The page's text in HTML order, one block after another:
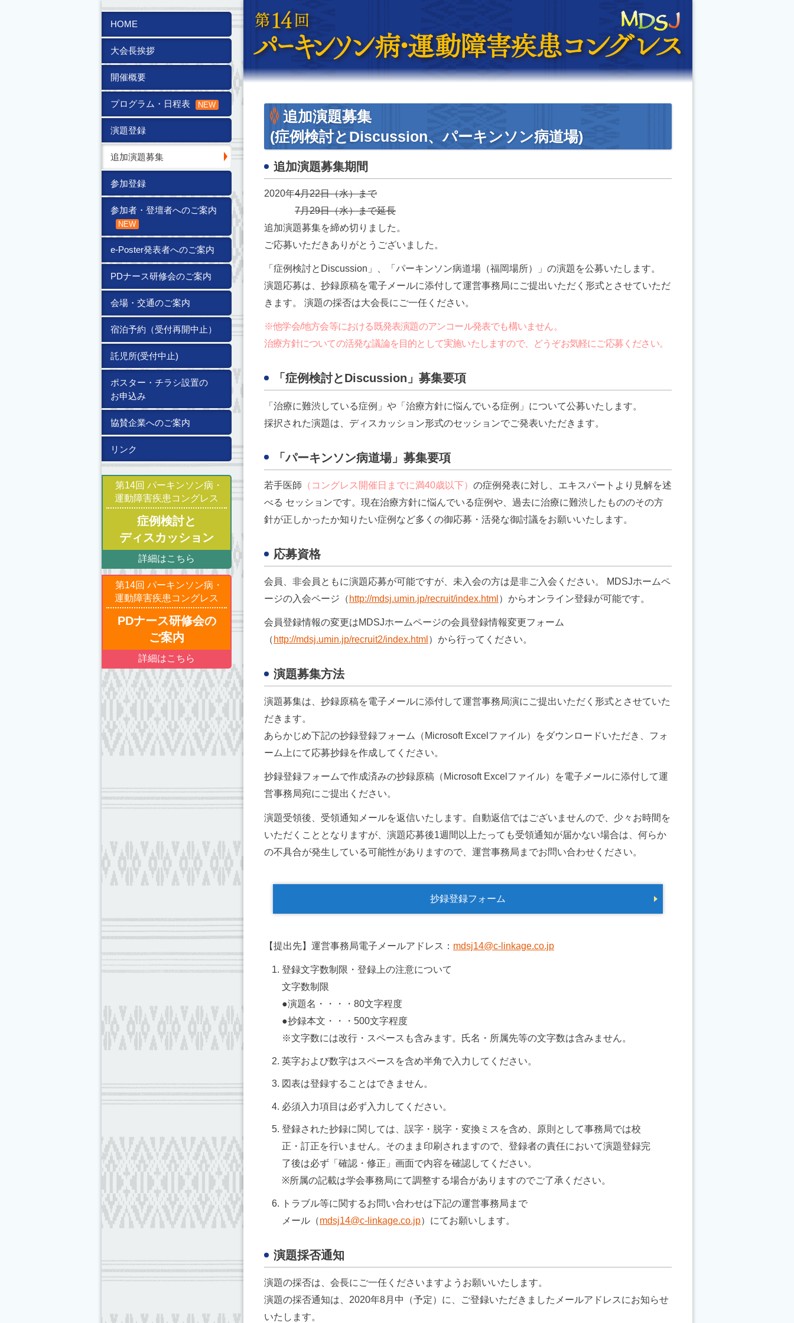
HOME
大会長挨拶
開催概要
プログラム・日程表
演題登録
追加演題募集
参加登録
参加者・登壇者へのご案内
e-Poster発表者へのご案内
PDナース研修会のご案内
会場・交通のご案内
宿泊予約（受付再開中止）
託児所(受付中止)
ポスター・チラシ設置の
お申込み
協賛企業へのご案内
リンク
第14回 パーキンソン病・
運動障害疾患コングレス
症例検討と
ディスカッション
詳細はこちら
第14回 パーキンソン病・
運動障害疾患コングレス
PDナース研修会の
ご案内
詳細はこちら
追加演題募集
(症例検討とDiscussion、パーキンソン病道場)
追加演題募集期間
2020年4月22日（水）まで
7月29日（水）まで延長
追加演題募集を締め切りました。
ご応募いただきありがとうございました。
「症例検討とDiscussion」、「パーキンソン病道場（福岡場所）」の演題を公募いたします。
演題応募は、抄録原稿を電子メールに添付して運営事務局にご提出いただく形式とさせていただ
きます。 演題の採否は大会長にご一任ください。
※他学会/地方会等における既発表演題のアンコール発表でも構いません。
治療方針についての活発な議論を目的として実施いたしますので、どうぞお気軽にご応募ください。
「症例検討とDiscussion」募集要項
「治療に難渋している症例」や「治療方針に悩んでいる症例」について公募いたします。
採択された演題は、ディスカッション形式のセッションでご発表いただきます。
「パーキンソン病道場」募集要項
若手医師 （コングレス開催日までに満40歳以下） の症例発表に対し、エキスパートより見解を述
べる セッションです。現在治療方針に悩んでいる症例や、過去に治療に難渋したもののその方
針が正しかったか知りたい症例など多くの御応募・活発な御討議をお願いいたします。
応募資格
会員、非会員ともに演題応募が可能ですが、未入会の方は是非ご入会ください。 MDSJホームペ
ージの入会ページ（ http://mdsj.umin.jp/recruit/index.html ）からオンライン登録が可能です。
会員登録情報の変更はMDSJホームページの会員登録情報変更フォーム
（ http://mdsj.umin.jp/recruit2/index.html ）から行ってください。
演題募集方法
演題募集は、抄録原稿を電子メールに添付して運営事務局演にご提出いただく形式とさせていた
だきます。
あらかじめ下記の抄録登録フォーム（Microsoft Excelファイル）をダウンロードいただき、フォ
ーム上にて応募抄録を作成してください。
抄録登録フォームで作成済みの抄録原稿（Microsoft Excelファイル）を電子メールに添付して運
営事務局宛にご提出ください。
演題受領後、受領通知メールを返信いたします。自動返信ではございませんので、少々お時間を
いただくこととなりますが、演題応募後1週間以上たっても受領通知が届かない場合は、何らか
の不具合が発生している可能性がありますので、運営事務局までお問い合わせください。
抄録登録フォーム
【提出先】運営事務局電子メールアドレス： mdsj14@c-linkage.co.jp
登録文字数制限・登録上の注意について
文字数制限
●演題名・・・・80文字程度
●抄録本文・・・500文字程度
※文字数には改行・スペースも含みます。氏名・所属先等の文字数は含みません。
英字および数字はスペースを含め半角で入力してください。
図表は登録することはできません。
必須入力項目は必ず入力してください。
登録された抄録に関しては、誤字・脱字・変換ミスを含め、原則として事務局では校
正・訂正を行いません。そのまま印刷されますので、登録者の責任において演題登録完
了後は必ず「確認・修正」画面で内容を確認してください。
※所属の記載は学会事務局にて調整する場合がありますのでご了承ください。
トラブル等に関するお問い合わせは下記の運営事務局まで
メール（mdsj14@c-linkage.co.jp）にてお願いします。
演題採否通知
演題の採否は、会長にご一任くださいますようお願いいたします。
演題の採否通知は、2020年8月中（予定）に、ご登録いただきましたメールアドレスにお知らせ
いたします。